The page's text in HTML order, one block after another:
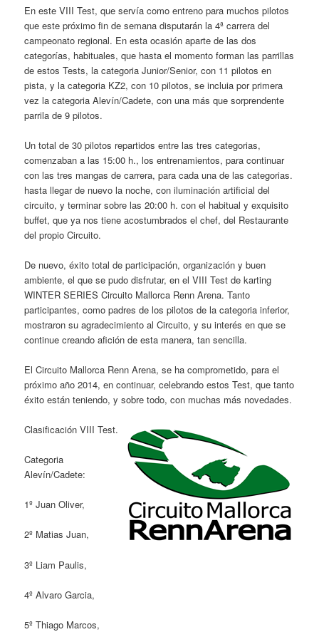
En este VIII Test, que servía como entreno para muchos pilotos
que este próximo fin de semana disputarán la 4ª carrera del
campeonato regional. En esta ocasión aparte de las dos
categorías, habituales, que hasta el momento forman las parrillas
de estos Tests, la categoria Junior/Senior, con 11 pilotos en
pista, y la categoria KZ2, con 10 pilotos, se incluia por primera
vez la categoria Alevín/Cadete, con una más que sorprendente
parrila de 9 pilotos.
Un total de 30 pilotos repartidos entre las tres categorias,
comenzaban a las 15:00 h., los entrenamientos, para continuar
con las tres mangas de carrera, para cada una de las categorias.
hasta llegar de nuevo la noche, con iluminación artificial del
circuito, y terminar sobre las 20:00 h. con el habitual y exquisito
buffet, que ya nos tiene acostumbrados el chef, del Restaurante
del propio Circuito.
De nuevo, éxito total de participación, organización y buen
ambiente, el que se pudo disfrutar, en el VIII Test de karting
WINTER SERIES Circuito Mallorca Renn Arena. Tanto
participantes, como padres de los pilotos de la categoria inferior,
mostraron su agradecimiento al Circuito, y su interés en que se
continue creando afición de esta manera, tan sencilla.
El Circuito Mallorca Renn Arena, se ha comprometido, para el
próximo año 2014, en continuar, celebrando estos Test, que tanto
éxito están teniendo, y sobre todo, con muchas más novedades.
Clasificación VIII Test.
Categoria
Alevín/Cadete:
1º Juan Oliver,
2º Matias Juan,
3º Liam Paulis,
4º Alvaro Garcia,
5º Thiago Marcos,